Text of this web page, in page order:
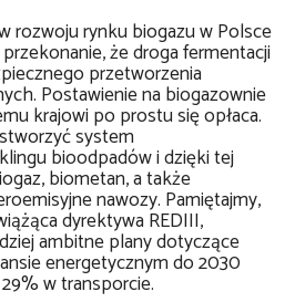
rozwoju rynku biogazu w Polsce
że droga fermentacji
przetworzenia
Postawienie na biogazownie
krajowi po prostu się opłaca.
system
bioodpadów i dzięki tej
biometan, a także
nawozy. Pamiętajmy,
dyrektywa REDIII,
ambitne plany dotyczące
energetycznym do 2030
w transporcie.